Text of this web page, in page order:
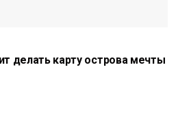
делать карту острова мечты